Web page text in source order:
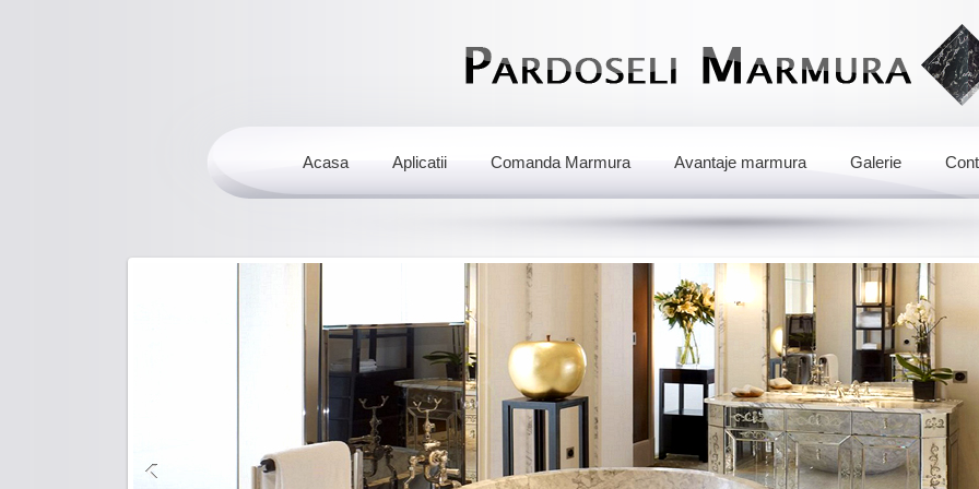
Acasa Aplicatii Comanda Marmura Avantaje marmura Galerie